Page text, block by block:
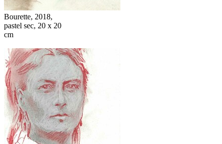
Bourette, 2018,
pastel sec, 20 x 20
cm